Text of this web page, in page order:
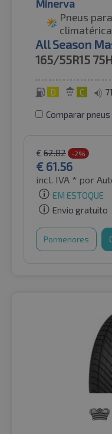
Minerva
Pneus
All Season
165/55R15 75H
D C
Comparar pneus
€ 62.82 -2%
€ 61.56
incl. IVA * por
EM ESTOQUE
Envio gratuito
Pormenores